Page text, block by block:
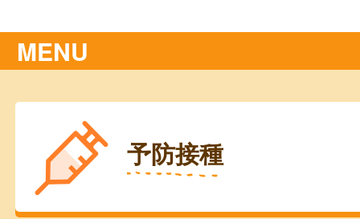
MENU
予防接種